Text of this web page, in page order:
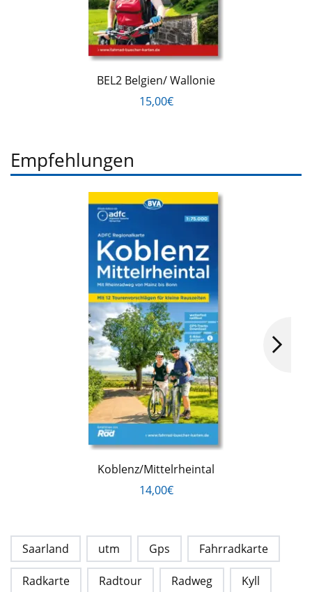
BEL2 Belgien/ Wallonie
15,00€
Empfehlungen
Koblenz/Mittelrheintal
14,00€
Saarland utm Gps Fahrradkarte
Radkarte Radtour Radweg Kyll